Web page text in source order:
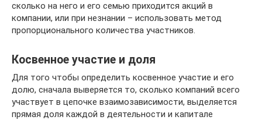
сколько на него и его семью приходится акций в
компании, или при незнании – использовать метод
пропорционального количества участников.
Косвенное участие и доля
Для того чтобы определить косвенное участие и его
долю, сначала выверяется то, сколько компаний всего
участвует в цепочке взаимозависимости, выделяется
прямая доля каждой в деятельности и капитале